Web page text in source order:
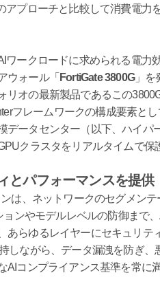
プローチと比較して消費電力
ークロードに求められる電力
ウォール「 FortiGate 3800G」を
オの最新製品であるこの
フレームワークの構成要素と
データセンター（以下、ハイパ
クラスタをリアルタイムで保
とパフォーマンスを提供
は、ネットワークのセグメン
ンやモデルレベルの防御まで
らゆるレイヤーにセキュリテ
しながら、データ漏洩を防ぎ、
AIコンプライアンス基準を常に